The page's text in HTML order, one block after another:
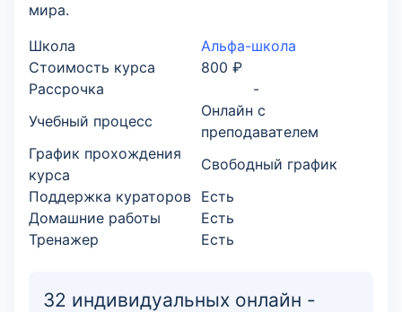
мира.
Школа
Альфа-школа
Стоимость курса
800 ₽
Рассрочка
-
Учебный процесс
Онлайн с
преподавателем
График прохождения
курса
Свободный график
Поддержка кураторов Есть
Домашние работы
Есть
Тренажер
Есть
32 индивидуальных онлайн -